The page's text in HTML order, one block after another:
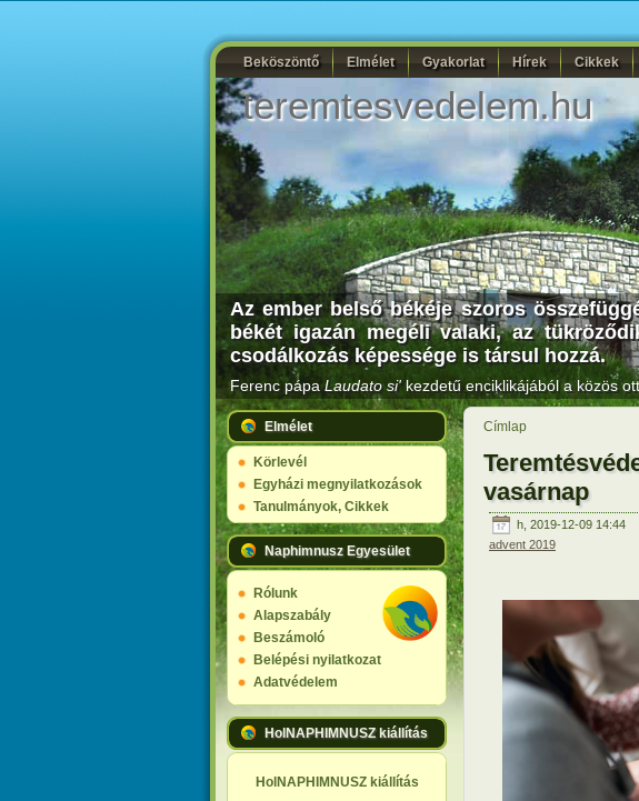
Beköszöntő Elmélet Gyakorlat Hírek Cikkek
teremtesvedelem.hu
Az ember belső békéje szoros
békét igazán megéli valaki, az
csodálkozás képessége is társul hozzá.
Ferenc pápaLaudato si'kezdetű enciklikájából a közös
Elmélet
Körlevél
Egyházi megnyilatkozások
Tanulmányok, Cikkek
Naphimnusz Egyesület
Rólunk
Alapszabály
Beszámoló
Belépési nyilatkozat
Adatvédelem
HolNAPHIMNUSZ kiállítás
HolNAPHIMNUSZ kiállítás
Címlap
vasárnap
h, 2019-12-09 14:44
advent 2019